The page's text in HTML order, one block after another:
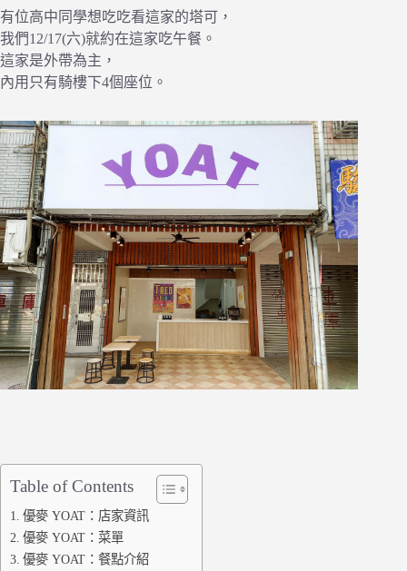
有位高中同學想吃吃看這家的塔可，
我們12/17(六)就約在這家吃午餐。
這家是外帶為主，
內用只有騎樓下4個座位。
Table of Contents
優麥 YOAT：店家資訊
優麥 YOAT：菜單
優麥 YOAT：餐點介紹